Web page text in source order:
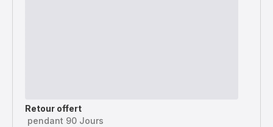
Retour offert
pendant 90 Jours